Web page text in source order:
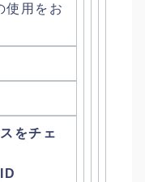
使用をお
をチェ